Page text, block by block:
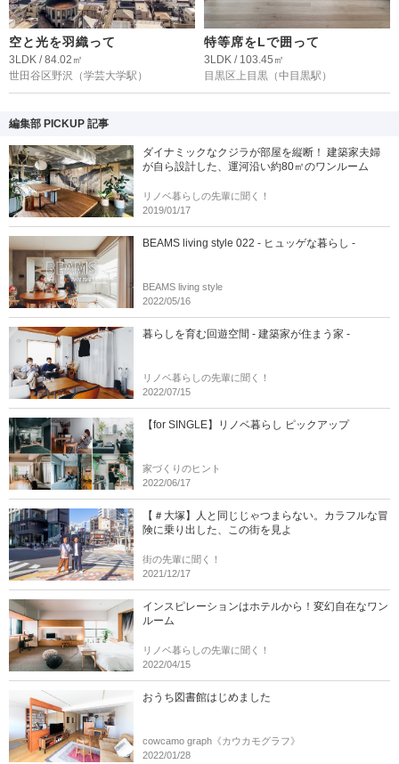
空と光を羽織って
3LDK / 84.02㎡
世田谷区野沢 （学芸大学駅）
特等席をLで囲って
3LDK / 103.45㎡
目黒区上目黒 （中目黒駅）
編集部 PICKUP 記事
ダイナミックなクジラが部屋を縦断！ 建築家夫婦
が自ら設計した、運河沿い約80㎡のワンルーム
リノベ暮らしの先輩に聞く！
2019/01/17
BEAMS living style 022 - ヒュッゲな暮らし -
BEAMS living style
2022/05/16
暮らしを育む回遊空間 - 建築家が住まう家 -
リノベ暮らしの先輩に聞く！
2022/07/15
【for SINGLE】リノベ暮らし ピックアップ
家づくりのヒント
2022/06/17
【＃大塚】人と同じじゃつまらない。カラフルな冒
険に乗り出した、この街を見よ
街の先輩に聞く！
2021/12/17
インスピレーションはホテルから！変幻自在なワン
ルーム
リノベ暮らしの先輩に聞く！
2022/04/15
おうち図書館はじめました
cowcamo graph《カウカモグラフ》
2022/01/28